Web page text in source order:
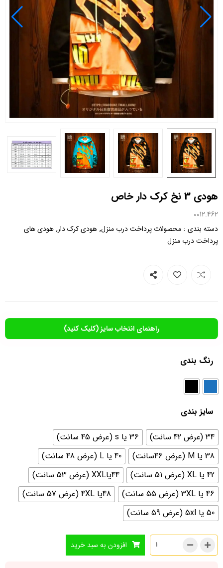
هودی 3 نخ کرک دار خاص
0012.462
دسته بندی : محصولات پرداخت درب منزل, هودی کرک دار, هودی های
پرداخت درب منزل
راهنمای انتخاب سایز (کلیک کنید)
رنگ بندی
سایز بندی
34 (عرض 42 سانت)
36 یا s (عرض 45 سانت)
38 یا M (عرض 46سانت)
40 یا L (عرض 48 سانت)
42 یا XL (عرض 51 سانت)
44یاXXL (عرض 53 سانت)
46 یا 3XL (عرض 55 سانت)
48یا 4XL (عرض 57 سانت)
50 یا 5xl (عرض 59 سانت)
افزودن به سبد خرید